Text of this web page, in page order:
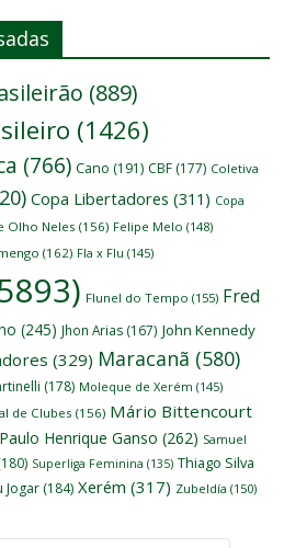
(889)
(1426)
(766) Cano (191) CBF (177) Coletiva
Copa Libertadores (311) Copa
Olho Neles (156) Felipe Melo (148)
(162) Fla x Flu (145)
Flunel do Tempo (155) Fred
(245) Jhon Arias (167) John Kennedy
(329) Maracanã (580)
(178) Moleque de Xerém (145)
de Clubes (156) Mário Bittencourt
Paulo Henrique Ganso (262) Samuel
Superliga Feminina (135) Thiago Silva
Jogar (184) Xerém (317) Zubeldía (150)